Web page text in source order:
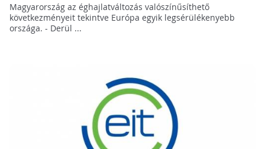
Magyarország az éghajlatváltozás valószínűsíthető
következményeit tekintve Európa egyik legsérülékenyebb
országa. - Derül ...